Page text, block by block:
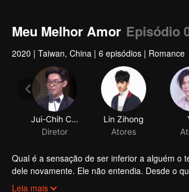
Meu Melhor Amor Episódio
2020 | Taiwan, China | 6 episódios | Romance
Jui-Chih Chiang
Diretor
Lin Zihong
Atores
Qual é a sensação de ser inferior a alguém o
dele novamente. Ele não entendia. Desde o
mudou de "sempre o primeiro" para "o
Leia mais